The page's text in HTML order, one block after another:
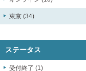
東京 (34)
ステータス
受付終了 (1)